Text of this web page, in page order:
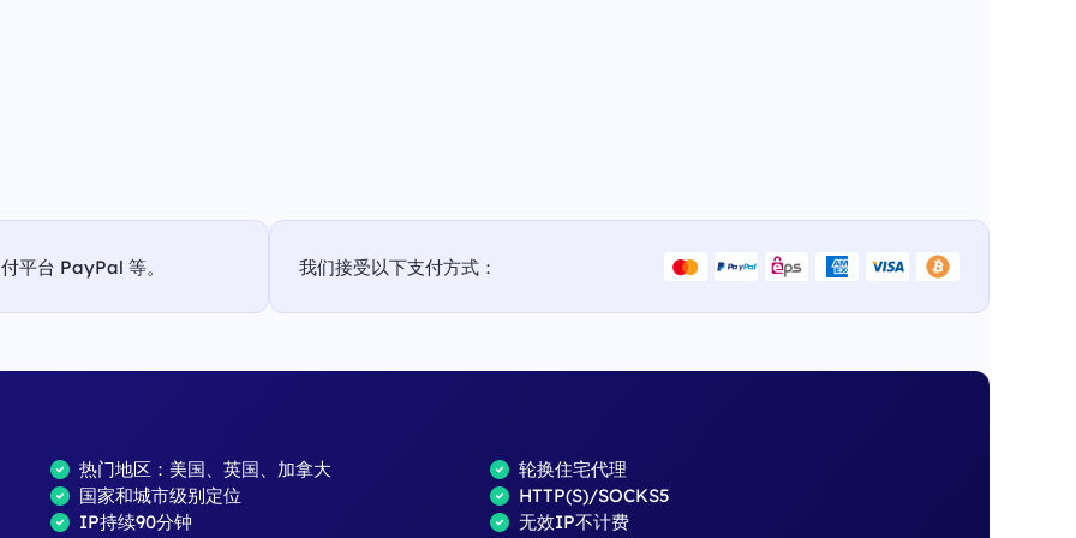
平台 PayPal 等。 我们接受以下支付方式：
热门地区：美国、英国、加拿大
轮换住宅代理
国家和城市级别定位
HTTP(S)/SOCKS5
IP持续90分钟
无效IP不计费